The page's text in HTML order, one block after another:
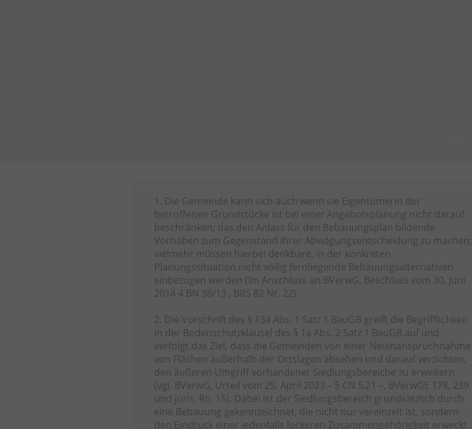
1. Die Gemeinde kann sich auch wenn sie Eigentümerin der
betroffenen Grundstücke ist bei einer Angebotsplanung nicht darauf
beschränken, das den Anlass für den Bebauungsplan bildende
Vorhaben zum Gegenstand ihrer Abwägungsentscheidung zu machen;
vielmehr müssen hierbei denkbare, in der konkreten
Planungssituation nicht völlig fernliegende Bebauungsalternativen
einbezogen werden (Im Anschluss an BVerwG, Beschluss vom 30. Juni
2014 4 BN 38/13 , BRS 82 Nr. 22).
2. Die Vorschrift des § 13a Abs. 1 Satz 1 BauGB greift die Begrifflichkeit
in der Bodenschutzklausel des § 1a Abs. 2 Satz 1 BauGB auf und
verfolgt das Ziel, dass die Gemeinden von einer Neuinanspruchnahme
von Flächen außerhalb der Ortslagen absehen und darauf verzichten,
den äußeren Umgriff vorhandener Siedlungsbereiche zu erweitern
(vgl. BVerwG, Urteil vom 25. April 2023 – 5 CN 5.21 –, BVerwGE 178, 239
und juris, Rn. 15). Dabei ist der Siedlungsbereich grundsätzlich durch
eine Bebauung gekennzeichnet, die nicht nur vereinzelt ist, sondern
den Eindruck einer jedenfalls lockeren Zusammengehörigkeit erweckt.